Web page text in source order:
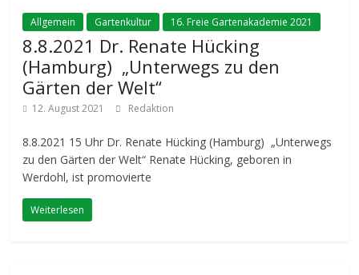
Allgemein Gartenkultur 16. Freie Gartenakademie 2021
8.8.2021 Dr. Renate Hücking
(Hamburg) „Unterwegs zu den
Gärten der Welt“
12. August 2021 Redaktion
8.8.2021 15 Uhr Dr. Renate Hücking (Hamburg) „Unterwegs
zu den Gärten der Welt“ Renate Hücking, geboren in
Werdohl, ist promovierte
Weiterlesen